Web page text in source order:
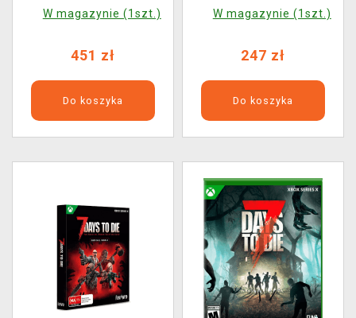
W magazynie (1szt.)
451 zł
Do koszyka
W magazynie (1szt.)
247 zł
Do koszyka